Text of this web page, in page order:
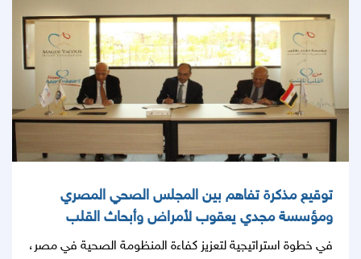
توقيع مذكرة تفاهم بين المجلس الصحي المصري
ومؤسسة مجدي يعقوب لأمراض وأبحاث القلب
في خطوة استراتيجية لتعزيز كفاءة المنظومة الصحية في مصر،